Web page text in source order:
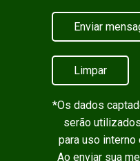
Enviar
Limpar
*Os dados
serão
para uso interno
Ao enviar sua